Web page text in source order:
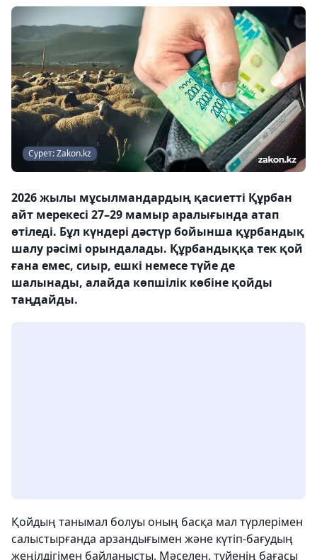
Сурет: Zakon.kz
2026 жылы мұсылмандардың қасиетті Құрбан
айт мерекесі 27–29 мамыр аралығында атап
өтіледі. Бұл күндері дәстүр бойынша құрбандық
шалу рәсімі орындалады. Құрбандыққа тек қой
ғана емес, сиыр, ешкі немесе түйе де
шалынады, алайда көпшілік көбіне қойды
таңдайды.
Қойдың танымал болуы оның басқа мал түрлерімен
салыстырғанда арзандығымен және күтіп-бағудың
жеңілдігімен байланысты. Мәселен, түйенің бағасы